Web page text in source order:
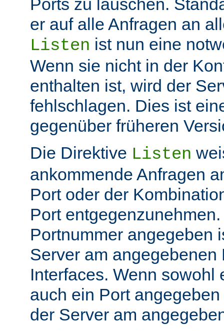
Ports zu lauschen.
er auf alle Anfragen an
Listen ist nun eine
Wenn sie nicht in der
enthalten ist, wird der
fehlschlagen. Dies ist
gegenüber früheren
Die Direktive Listen
ankommende Anfragen
Port oder der
Port
Portnummer angegeben
Server am angegebenen
Interfaces. Wenn sowohl
auch ein Port
der Server am